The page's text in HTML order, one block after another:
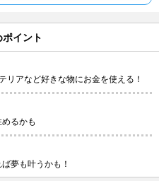
イント
リアなど好きな物にお金を使える！
るかも
夢も叶うかも！